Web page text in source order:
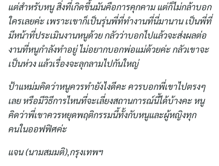
แต่สำหรับหนู สิ่งที่เกิดขึ้นมันคือการคุกคาม แต่ก็ไม่กล้าบอก
ใครเลยค่ะ เพราะเขาก็เป็นรุ่นพี่ที่ทำงานที่นี่มานาน เป็นพี่ที่
มีหน้าที่ประเมินงานหนูด้วย กลัวว่าบอกไปแล้วจะส่งผลต่อ
งานที่หนูกำลังทำอยู่ ไม่อยากบอกพ่อแม่ด้วยค่ะ กลัวเขาจะ
เป็นห่วง แล้วเรื่องจะลุกลามไปกันใหญ่
ป้าแหม่มคิดว่าหนูควรทำยังไงดีคะ ควรบอกพี่เขาไปตรงๆ
เลย หรือมีวิธีการไหนที่จะเลี่ยงสถานการณ์นี้ได้บ้างคะ หนู
คิดว่าพี่เขาควรหยุดพฤติกรรมนี้ทั้งกับหนูและผู้หญิงทุก
คนในออฟฟิศค่ะ
แจน (นามสมมติ),กรุงเทพฯ